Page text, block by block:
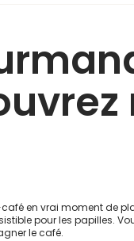
en vrai moment de
pour les papilles.
le café.